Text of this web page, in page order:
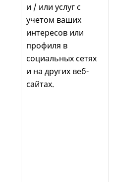
и / или услуг с
учетом ваших
интересов или
профиля в
социальных сетях
и на других веб-
сайтах.